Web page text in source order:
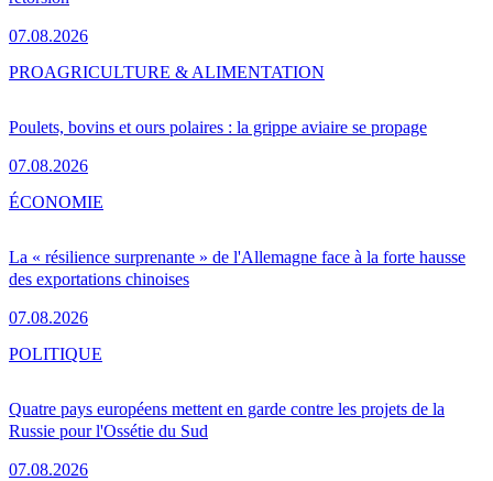
07.08.2026
Poulets, bovins et ours polaires : la grippe aviaire se propage
07.08.2026
PROAGRICULTURE & ALIMENTATION
La « résilience surprenante » de l'Allemagne face à la forte hausse
des exportations chinoises
07.08.2026
ÉCONOMIE
Quatre pays européens mettent en garde contre les projets de la
Russie pour l'Ossétie du Sud
07.08.2026
POLITIQUE